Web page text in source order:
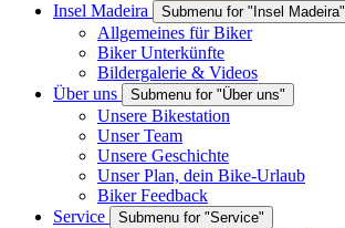
Insel Madeira
Submenu for "Insel Madeira"
Allgemeines für Biker
Biker Unterkünfte
Bildergalerie & Videos
Über uns
Submenu for "Über uns"
Unsere Bikestation
Unser Team
Unsere Geschichte
Unser Plan, dein Bike-Urlaub
Biker Feedback
Service
Submenu for "Service"